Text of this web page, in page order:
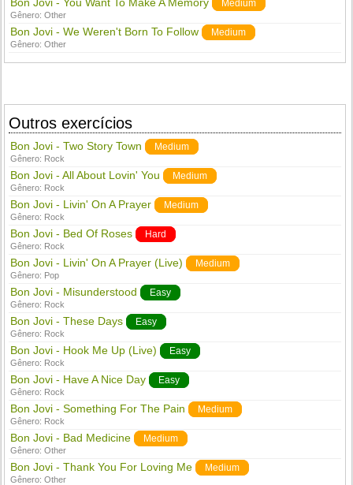
Medium
Gênero:Other
Bon Jovi - We Weren't Born To Follow Medium
Gênero:Other
Outros exercícios
Bon Jovi - Two Story Town Medium
Gênero: Rock
Bon Jovi - All About Lovin' You Medium
Gênero: Rock
Bon Jovi - Livin' On A Prayer Medium
Gênero: Rock
Bon Jovi - Bed Of Roses Hard
Gênero: Rock
Bon Jovi - Livin' On A Prayer (Live) Medium
Gênero: Pop
Bon Jovi - Misunderstood Easy
Gênero: Rock
Bon Jovi - These Days Easy
Gênero: Rock
Bon Jovi - Hook Me Up (Live) Easy
Gênero: Rock
Bon Jovi - Have A Nice Day Easy
Gênero: Rock
Bon Jovi - Something For The Pain Medium
Gênero: Rock
Bon Jovi - Bad Medicine Medium
Gênero:Other
Bon Jovi - Thank You For Loving Me Medium
Gênero:Other